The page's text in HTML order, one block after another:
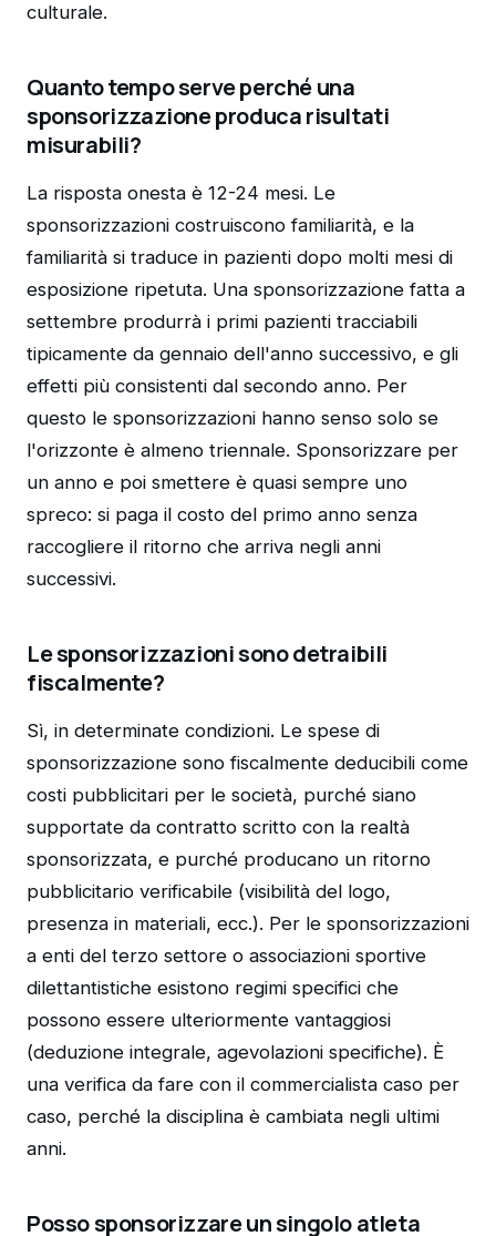
culturale.
Quanto tempo serve perché una
sponsorizzazione produca risultati
misurabili?
La risposta onesta è 12-24 mesi. Le
sponsorizzazioni costruiscono familiarità, e la
familiarità si traduce in pazienti dopo molti mesi di
esposizione ripetuta. Una sponsorizzazione fatta a
settembre produrrà i primi pazienti tracciabili
tipicamente da gennaio dell'anno successivo, e gli
effetti più consistenti dal secondo anno. Per
questo le sponsorizzazioni hanno senso solo se
l'orizzonte è almeno triennale. Sponsorizzare per
un anno e poi smettere è quasi sempre uno
spreco: si paga il costo del primo anno senza
raccogliere il ritorno che arriva negli anni
successivi.
Le sponsorizzazioni sono detraibili
fiscalmente?
Sì, in determinate condizioni. Le spese di
sponsorizzazione sono fiscalmente deducibili come
costi pubblicitari per le società, purché siano
supportate da contratto scritto con la realtà
sponsorizzata, e purché producano un ritorno
pubblicitario verificabile (visibilità del logo,
presenza in materiali, ecc.). Per le sponsorizzazioni
a enti del terzo settore o associazioni sportive
dilettantistiche esistono regimi specifici che
possono essere ulteriormente vantaggiosi
(deduzione integrale, agevolazioni specifiche). È
una verifica da fare con il commercialista caso per
caso, perché la disciplina è cambiata negli ultimi
anni.
Posso sponsorizzare un singolo atleta